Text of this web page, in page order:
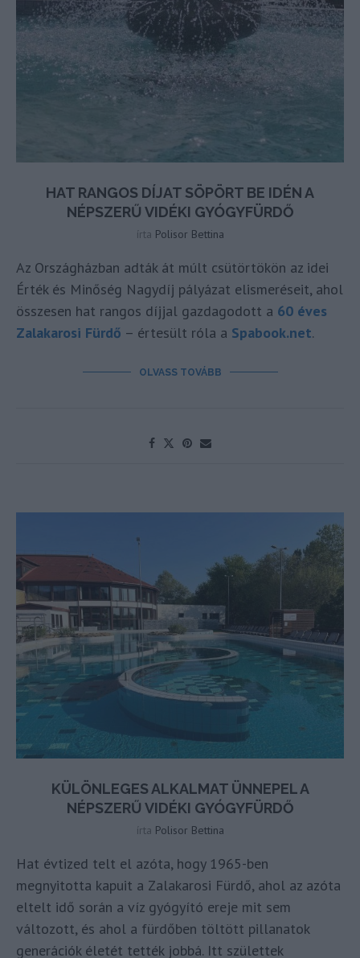
HAT RANGOS DÍJAT SÖPÖRT BE IDÉN A
NÉPSZERŰ VIDÉKI GYÓGYFÜRDŐ
írta Polisor Bettina
Az Országházban adták át múlt csütörtökön az idei
Érték és Minőség Nagydíj pályázat elismeréseit, ahol
összesen hat rangos díjjal gazdagodott a 60 éves
Zalakarosi Fürdő – értesült róla a Spabook.net.
OLVASS TOVÁBB
KÜLÖNLEGES ALKALMAT ÜNNEPEL A
NÉPSZERŰ VIDÉKI GYÓGYFÜRDŐ
írta Polisor Bettina
Hat évtized telt el azóta, hogy 1965-ben
megnyitotta kapuit a Zalakarosi Fürdő, ahol az azóta
eltelt idő során a víz gyógyító ereje mit sem
változott, és ahol a fürdőben töltött pillanatok
generációk életét tették jobbá. Itt születtek